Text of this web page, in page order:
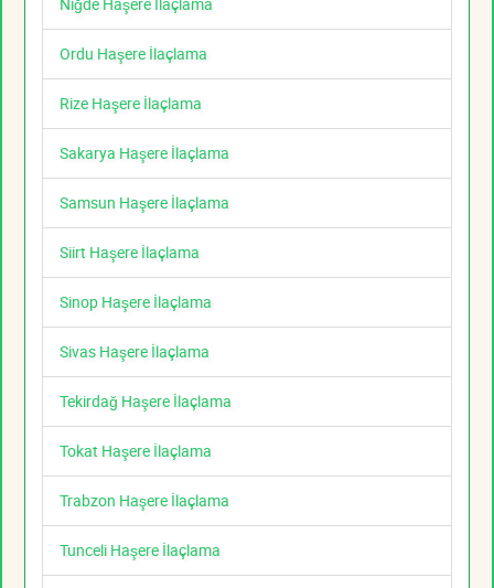
Ordu Haşere İlaçlama
Rize Haşere İlaçlama
Sakarya Haşere İlaçlama
Samsun Haşere İlaçlama
Siirt Haşere İlaçlama
Sinop Haşere İlaçlama
Sivas Haşere İlaçlama
Tekirdağ Haşere İlaçlama
Tokat Haşere İlaçlama
Trabzon Haşere İlaçlama
Tunceli Haşere İlaçlama